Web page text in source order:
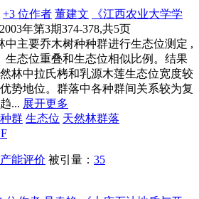
+3 位作者 董建文
《江西农业大学学
2003年第3期374-378,共5页
中主要乔木树种种群进行生态位测定 ,
生态位重叠和生态位相似比例。结果
林中拉氏栲和乳源木莲生态位宽度较
势地位。群落中各种群间关系较为复
... 展开更多
种群 生态位 天然林群落
能评价 被引量： 35